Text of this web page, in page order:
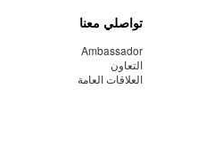
تواصلي معنا
Ambassador
التعاون
العلاقات العامة